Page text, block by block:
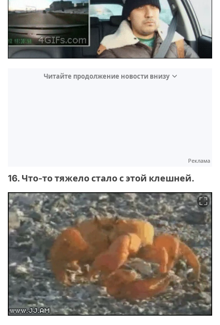
Читайте продолжение новости внизу
Реклама
16. Что-то тяжело стало с этой клешней.